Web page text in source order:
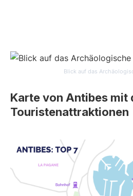
Blick auf das
Karte von Antibes mit
Touristenattraktionen